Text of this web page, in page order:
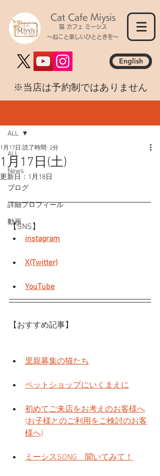
Cat Cafe Miysis
猫 カフェ ミーシス
～ねこと楽しいひとときを～
English
​※当店は予約制ではありません
ALL
News
ブログ
詳細プロフィール
動画
ALL
1月17日(土)
1月17日 読了時間: 2分
更新日： 1月18日
【SNS】
instagram
X(Twitter)
YouTube
【おすすめ記事】
里親募集の猫たち
ペットショップにいくまえに
初めてご来店をお考えのお客様へ
(お子様とのご利用をご検討のお客
様へ)
ミーシスSONG　聞いてみて！